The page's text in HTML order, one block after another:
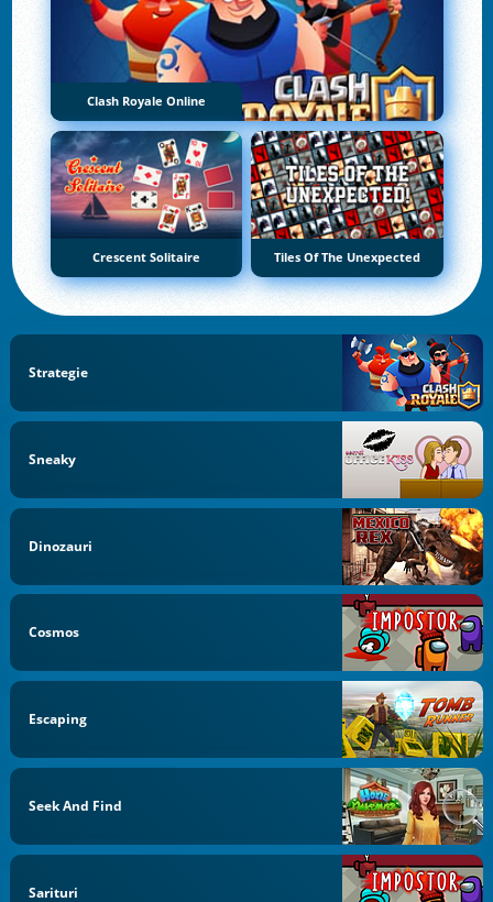
Clash Royale Online
Crescent Solitaire Tiles Of The Unexpected
Strategie
Sneaky
Dinozauri
Cosmos
Escaping
Seek And Find
Sarituri